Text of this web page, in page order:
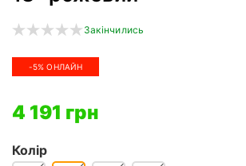
Закінчились
-5% ОНЛАЙН
4 191 грн
Колір